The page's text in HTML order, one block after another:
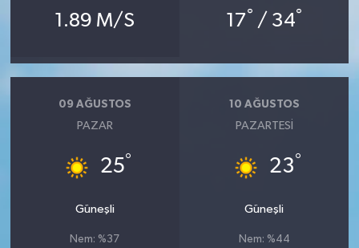
1.89 M/S 17° / 34°
09 AĞUSTOS
PAZAR
25°
Güneşli
Nem: %37
10 AĞUSTOS
PAZARTESI
23°
Güneşli
Nem: %44